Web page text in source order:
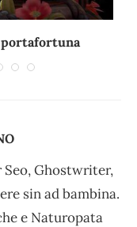
portafortuna
Ghostwriter,
sin ad bambina.
e Naturopata